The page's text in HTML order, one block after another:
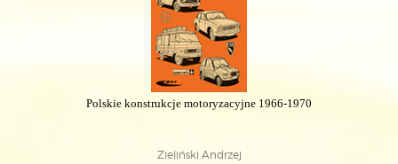
Polskie konstrukcje motoryzacyjne 1966-1970
Zieliński Andrzej